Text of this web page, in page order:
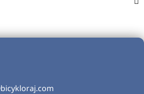
bicykloraj.com